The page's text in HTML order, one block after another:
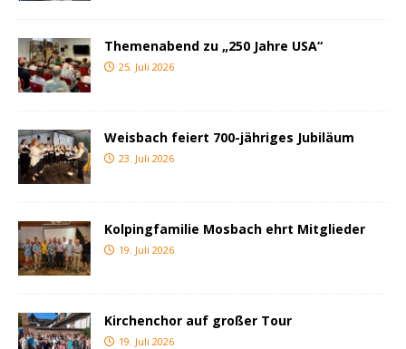
Themenabend zu „250 Jahre USA“
25. Juli 2026
Weisbach feiert 700-jähriges Jubiläum
23. Juli 2026
Kolpingfamilie Mosbach ehrt Mitglieder
19. Juli 2026
Kirchenchor auf großer Tour
19. Juli 2026